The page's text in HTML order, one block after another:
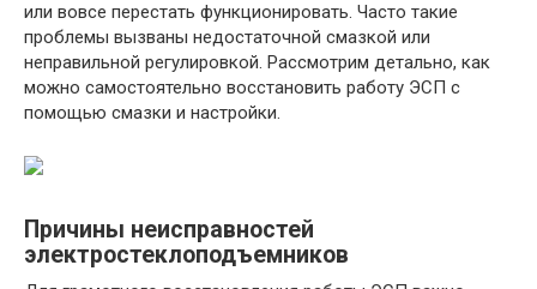
или вовсе перестать функционировать. Часто такие
проблемы вызваны недостаточной смазкой или
неправильной регулировкой. Рассмотрим детально, как
можно самостоятельно восстановить работу ЭСП с
помощью смазки и настройки.
Причины неисправностей
электростеклоподъемников